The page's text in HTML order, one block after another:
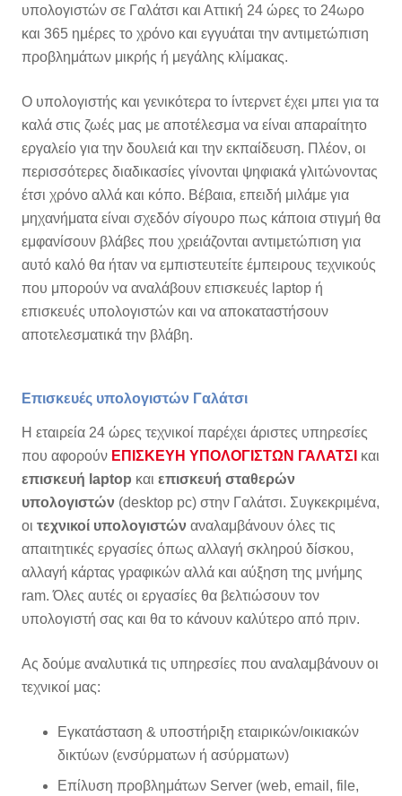
υπολογιστών σε Γαλάτσι και Αττική 24 ώρες το 24ωρο
και 365 ημέρες το χρόνο και εγγυάται την αντιμετώπιση
προβλημάτων μικρής ή μεγάλης κλίμακας.
Ο υπολογιστής και γενικότερα το ίντερνετ έχει μπει για τα
καλά στις ζωές μας με αποτέλεσμα να είναι απαραίτητο
εργαλείο για την δουλειά και την εκπαίδευση. Πλέον, οι
περισσότερες διαδικασίες γίνονται ψηφιακά γλιτώνοντας
έτσι χρόνο αλλά και κόπο. Βέβαια, επειδή μιλάμε για
μηχανήματα είναι σχεδόν σίγουρο πως κάποια στιγμή θα
εμφανίσουν βλάβες που χρειάζονται αντιμετώπιση για
αυτό καλό θα ήταν να εμπιστευτείτε έμπειρους τεχνικούς
που μπορούν να αναλάβουν επισκευές laptop ή
επισκευές υπολογιστών και να αποκαταστήσουν
αποτελεσματικά την βλάβη.
Επισκευές υπολογιστών Γαλάτσι
Η εταιρεία 24 ώρες τεχνικοί παρέχει άριστες υπηρεσίες
που αφορούν ΕΠΙΣΚΕΥΗ ΥΠΟΛΟΓΙΣΤΩΝ ΓΑΛΑΤΣΙ και
επισκευή laptop και επισκευή σταθερών
υπολογιστών (desktop pc) στην Γαλάτσι. Συγκεκριμένα,
οι τεχνικοί υπολογιστών αναλαμβάνουν όλες τις
απαιτητικές εργασίες όπως αλλαγή σκληρού δίσκου,
αλλαγή κάρτας γραφικών αλλά και αύξηση της μνήμης
ram. Όλες αυτές οι εργασίες θα βελτιώσουν τον
υπολογιστή σας και θα το κάνουν καλύτερο από πριν.
Ας δούμε αναλυτικά τις υπηρεσίες που αναλαμβάνουν οι
τεχνικοί μας:
Εγκατάσταση & υποστήριξη εταιρικών/οικιακών
δικτύων (ενσύρματων ή ασύρματων)
Επίλυση προβλημάτων Server (web, email, file,